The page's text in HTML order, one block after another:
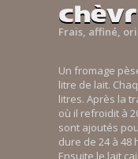
Frais, affiné,
Un fromage
litre de lait.
litres. Après la
où il refroidit à
sont ajoutés
dure de 24 à 48
Ensuite le lait